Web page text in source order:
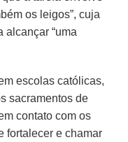
os leigos”, cuja
alcançar “uma
escolas católicas,
sacramentos de
contato com os
fortalecer e chamar